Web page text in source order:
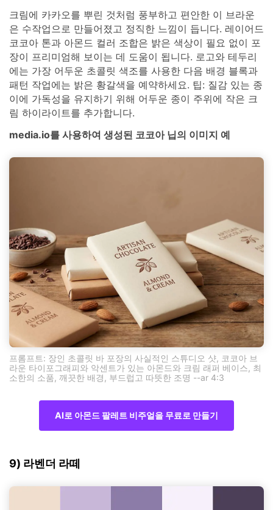
크림에 카카오를 뿌린 것처럼 풍부하고 편안한 이 브라운
은 수작업으로 만들어졌고 정직한 느낌이 듭니다. 레이어드
코코아 톤과 아몬드 컬러 조합은 밝은 색상이 필요 없이 포
장이 프리미엄해 보이는 데 도움이 됩니다. 로고와 테두리
에는 가장 어두운 초콜릿 색조를 사용한 다음 배경 블록과
패턴 작업에는 밝은 황갈색을 예약하세요. 팁: 질감 있는 종
이에 가독성을 유지하기 위해 어두운 종이 주위에 작은 크
림 하이라이트를 추가합니다.
media.io를 사용하여 생성된 코코아 닙의 이미지 예
프롬프트: 장인 초콜릿 바 포장의 사실적인 스튜디오 샷, 코코아 브
라운 타이포그래피와 악센트가 있는 아몬드와 크림 래퍼 베이스, 최
소한의 소품, 깨끗한 배경, 부드럽고 따뜻한 조명 --ar 4:3
AI로 아몬드 팔레트 비주얼을 무료로 만들기
9) 라벤더 라떼